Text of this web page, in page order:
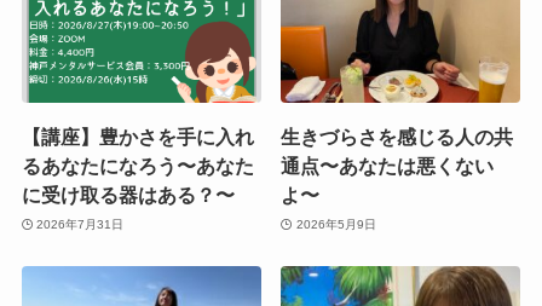
【講座】豊かさを手に入れ
るあなたになろう〜あなた
に受け取る器はある？〜
2026年7月31日
生きづらさを感じる人の共
通点〜あなたは悪くない
よ〜
2026年5月9日